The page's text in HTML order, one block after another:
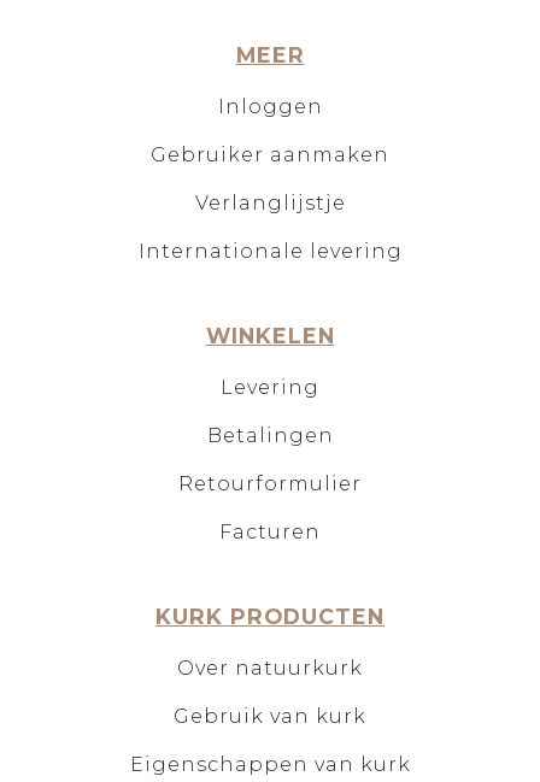
MEER
Inloggen
Gebruiker aanmaken
Verlanglijstje
Internationale levering
WINKELEN
Levering
Betalingen
Retourformulier
Facturen
KURK PRODUCTEN
Over natuurkurk
Gebruik van kurk
Eigenschappen van kurk